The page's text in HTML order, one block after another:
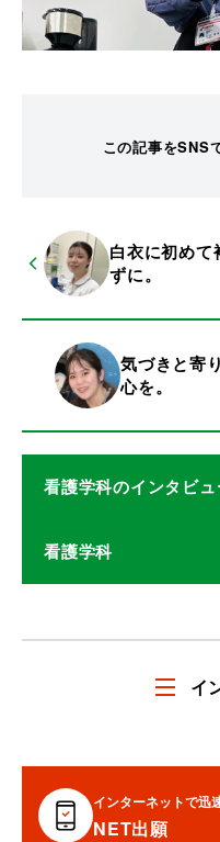
この記事をSNS
白衣に初めて
ずに。
気づきと寄
心を。
看護学科のインタビ
看護学科
イ
インターネットで迅
NET出願